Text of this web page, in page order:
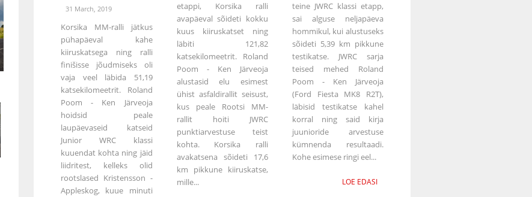
31 March, 2019
Korsika MM-ralli jätkus
pühapäeval kahe
kiiruskatsega ning ralli
finišisse jõudmiseks oli
vaja veel läbida 51,19
katsekilomeetrit. Roland
Poom - Ken Järveoja
hoidsid peale
laupäevaseid katseid
Junior WRC klassi
kuuendat kohta ning jäid
liidritest, kelleks olid
rootslased Kristensson -
Appleskog, kuue minuti
etappi, Korsika ralli
avapäeval sõideti kokku
kuus kiiruskatset ning
läbiti 121,82
katsekilomeetrit. Roland
Poom - Ken Järveoja
alustasid elu esimest
ühist asfaldirallit seisust,
kus peale Rootsi MM-
rallit hoiti JWRC
punktiarvestuse teist
kohta. Korsika ralli
avakatsena sõideti 17,6
km pikkune kiiruskatse,
mille...
teine JWRC klassi etapp,
sai alguse neljapäeva
hommikul, kui alustuseks
sõideti 5,39 km pikkune
testikatse. JWRC sarja
teised mehed Roland
Poom - Ken Järveoja
(Ford Fiesta MK8 R2T),
läbisid testikatse kahel
korral ning said kirja
juunioride arvestuse
kümnenda resultaadi.
Kohe esimese ringi eel...
LOE EDASI